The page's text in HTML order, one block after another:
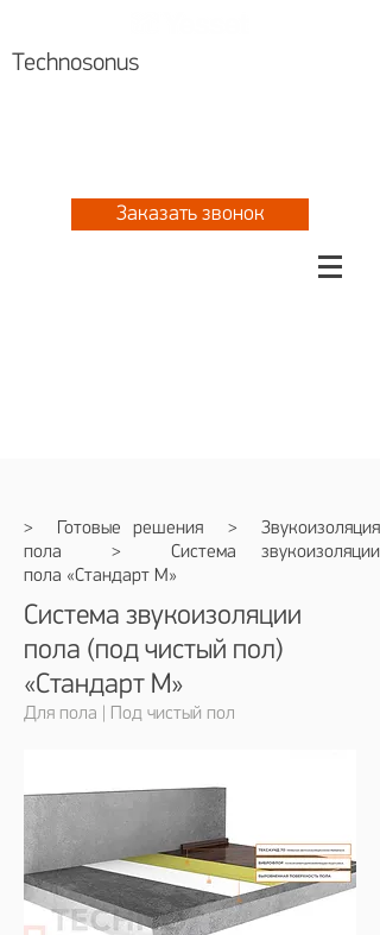
Technosonus
Заказать звонок
> Готовые решения >
Звукоизоляция
пола > Система звукоизоляции
пола «Стандарт М»
Система звукоизоляции
пола (под чистый пол)
«Стандарт М»
Для пола | Под чистый пол